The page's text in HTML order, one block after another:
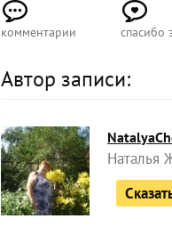
комментарии спасибо
Автор записи:
Наталья